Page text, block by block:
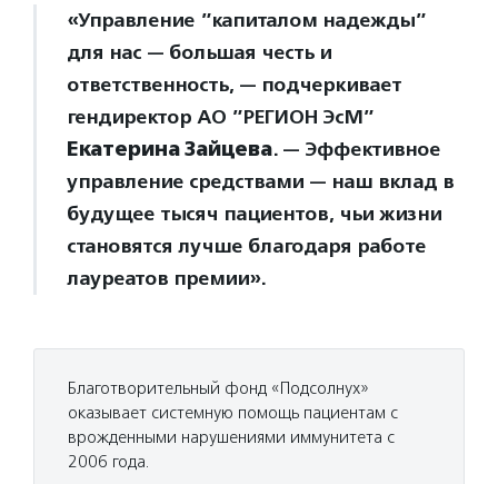
«Управление ”капиталом надежды”
для нас — большая честь и
ответственность, — подчеркивает
гендиректор АО ”РЕГИОН ЭсМ”
Екатерина Зайцева. — Эффективное
управление средствами — наш вклад в
будущее тысяч пациентов, чьи жизни
становятся лучше благодаря работе
лауреатов премии».
Благотворительный фонд «Подсолнух»
оказывает системную помощь пациентам с
врожденными нарушениями иммунитета с
2006 года.